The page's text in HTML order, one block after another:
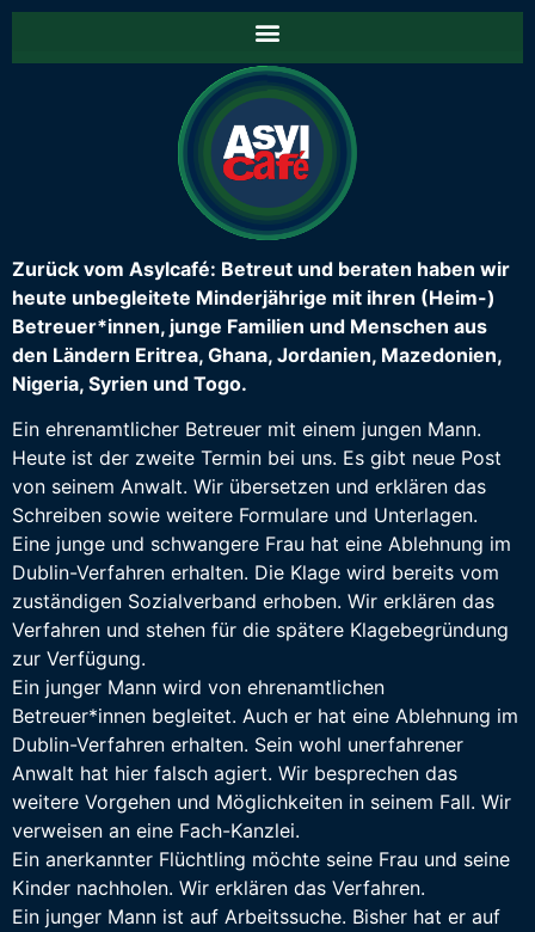
Zurück vom Asylcafé: Betreut und beraten haben wir
heute unbegleitete Minderjährige mit ihren (Heim-)
Betreuer*innen, junge Familien und Menschen aus
den Ländern Eritrea, Ghana, Jordanien, Mazedonien,
Nigeria, Syrien und Togo.
Ein ehrenamtlicher Betreuer mit einem jungen Mann.
Heute ist der zweite Termin bei uns. Es gibt neue Post
von seinem Anwalt. Wir übersetzen und erklären das
Schreiben sowie weitere Formulare und Unterlagen.
Eine junge und schwangere Frau hat eine Ablehnung im
Dublin-Verfahren erhalten. Die Klage wird bereits vom
zuständigen Sozialverband erhoben. Wir erklären das
Verfahren und stehen für die spätere Klagebegründung
zur Verfügung.
Ein junger Mann wird von ehrenamtlichen
Betreuer*innen begleitet. Auch er hat eine Ablehnung im
Dublin-Verfahren erhalten. Sein wohl unerfahrener
Anwalt hat hier falsch agiert. Wir besprechen das
weitere Vorgehen und Möglichkeiten in seinem Fall. Wir
verweisen an eine Fach-Kanzlei.
Ein anerkannter Flüchtling möchte seine Frau und seine
Kinder nachholen. Wir erklären das Verfahren.
Ein junger Mann ist auf Arbeitssuche. Bisher hat er auf